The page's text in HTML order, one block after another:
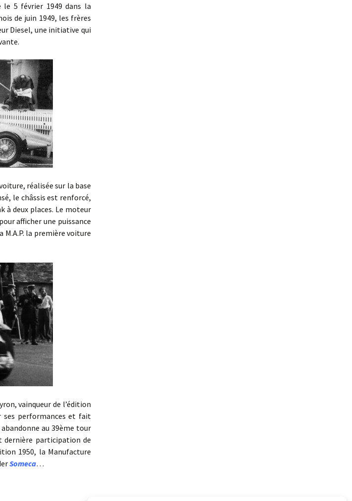
le 5 février 1949 dans la
de juin 1949, les frères
Diesel, une initiative qui
réalisée sur la base
le châssis est renforcé,
à deux places. Le moteur
afficher une puissance
M.A.P. la première voiture
vainqueur de l’édition
ses performances et fait
au 39ème tour
dernière participation de
1950, la Manufacture
Someca…